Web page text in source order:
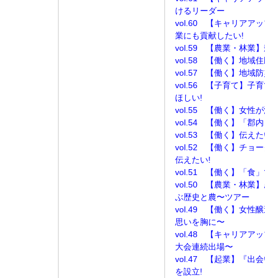
けるリーダー
vol.60 【キャリアアッ
業にも貢献したい!
vol.59 【農業・林業】
vol.58 【働く】地域住
vol.57 【働く】地域防
vol.56 【子育て】子育
ほしい!
vol.55 【働く】女性が
vol.54 【働く】「郡内
vol.53 【働く】伝えた
vol.52 【働く】チョー
伝えたい!
vol.51 【働く】「食」
vol.50 【農業・林業】
ぶ歴史と農〜ツアー
vol.49 【働く】女性醸
思いを胸に〜
vol.48 【キャリアアッ
大会連続出場〜
vol.47 【起業】『出会
を設立!